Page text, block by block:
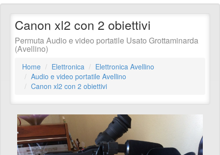
Canon xl2 con 2 obiettivi
Permuta Audio e video portatile Usato Grottaminarda
(Avellino)
Home Elettronica
Elettronica Avellino
Audio e video portatile Avellino
Canon xl2 con 2 obiettivi